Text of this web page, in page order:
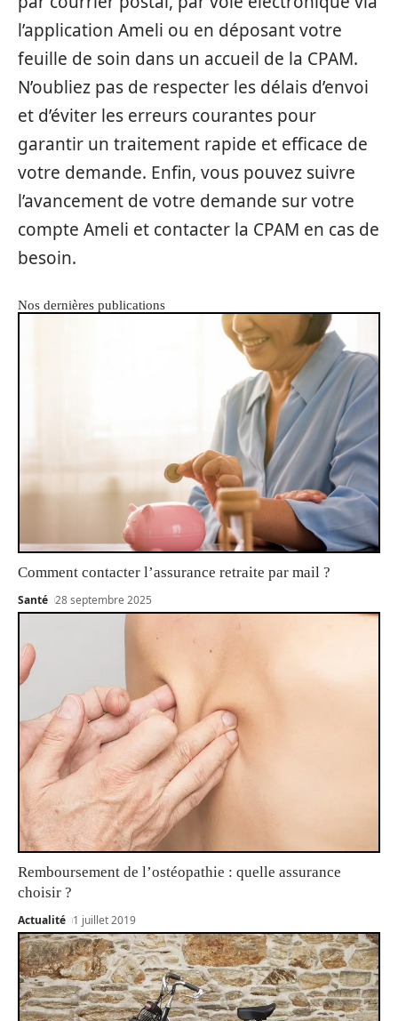
l’application Ameli ou en déposant votre
feuille de soin dans un accueil de la CPAM.
N’oubliez pas de respecter les délais d’envoi
et d’éviter les erreurs courantes pour
garantir un traitement rapide et efficace de
votre demande. Enfin, vous pouvez suivre
l’avancement de votre demande sur votre
compte Ameli et contacter la CPAM en cas de
besoin.
Nos dernières publications
Comment contacter l’assurance retraite par mail ?
Santé 28 septembre 2025
Remboursement de l’ostéopathie : quelle assurance
choisir ?
Actualité 1 juillet 2019